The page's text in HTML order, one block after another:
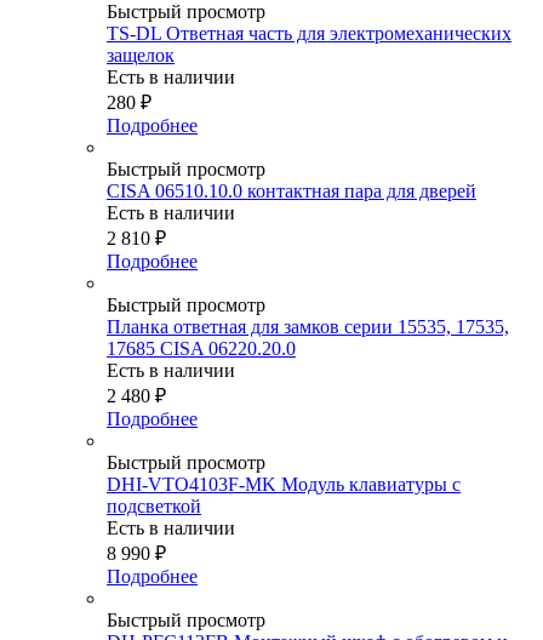
Быстрый просмотр
TS-DL Ответная часть для электромеханических
защелок
Есть в наличии
280 ₽
Подробнее
Быстрый просмотр
CISA 06510.10.0 контактная пара для дверей
Есть в наличии
2 810 ₽
Подробнее
Быстрый просмотр
Планка ответная для замков серии 15535, 17535,
17685 CISA 06220.20.0
Есть в наличии
2 480 ₽
Подробнее
Быстрый просмотр
DHI-VTO4103F-MK Модуль клавиатуры с
подсветкой
Есть в наличии
8 990 ₽
Подробнее
Быстрый просмотр